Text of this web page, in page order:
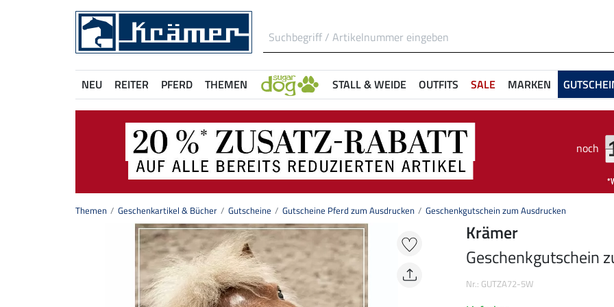
NEU REITER PFERD THEMEN STALL & WEIDE OUTFITS SALE MARKEN
noch
Themen Geschenkartikel & Bücher Gutscheine Gutscheine Pferd zum Ausdrucken Geschenkgutschein zum Ausdrucken
Krämer
Geschenkgutschein
Nr.: GUTZA72-5W